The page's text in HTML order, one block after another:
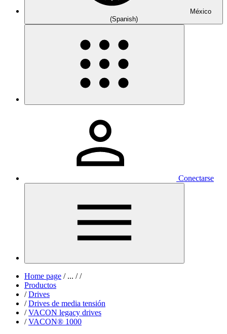
México
(Spanish)
Conectarse
Home page /... / /
Productos
/ Drives
/ Drives de media tensión
/ VACON legacy drives
/ VACON® 1000